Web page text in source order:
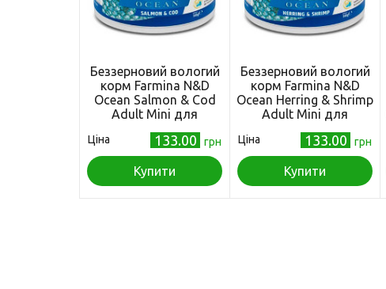
Беззерновий вологий
корм Farmina N&D
Ocean Salmon & Cod
Adult Mini для
дрібних порід, з
лососем і тріскою, 140
г
Ціна 133.00 грн
Купити
Беззерновий вологий
корм Farmina N&D
Ocean Herring & Shrimp
Adult Mini для
дрібних порід, з
оселедцем, тріскою,
тунцем і креветкою,
140 г
Ціна 133.00 грн
Купити